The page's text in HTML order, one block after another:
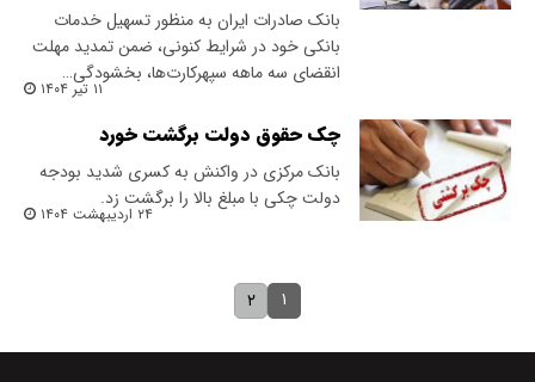
بانک صادرات ایران به منظور تسهیل خدمات
بانکی خود در شرایط کنونی، ضمن تمدید مهلت
انقضای سه ماهه سپهرکارت‌ها، بخشودگی…
۱۱ تیر ۱۴۰۴
چک حقوق دولت برگشت خورد
بانک مرکزی در واکنش به کسری شدید بودجه
دولت چکی با مبلغ بالا را برگشت زد.
۲۴ اردیبهشت ۱۴۰۴
۱ ۲